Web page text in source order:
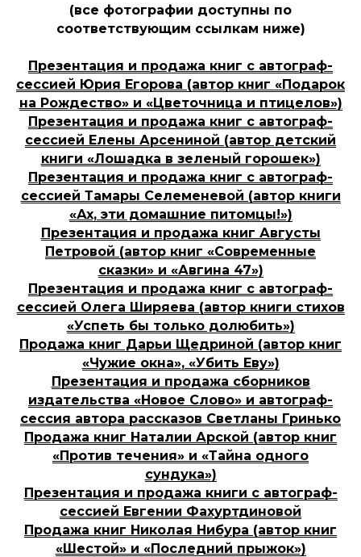
(все фотографии доступны по
соответствующим ссылкам ниже)
Презентация и продажа книг с автограф-
сессией Юрия Егорова (автор книг «Подарок
на Рождество» и «Цветочница и птицелов»)
Презентация и продажа книг с автограф-
сессией Елены Арсениной (автор детский
книги «Лошадка в зеленый горошек»)
Презентация и продажа книг с автограф-
сессией Тамары Селеменевой (автор книги
«Ах, эти домашние питомцы!»)
Презентация и продажа книг Августы
Петровой (автор книг «Современные
сказки» и «Авгина 47»)
Презентация и продажа книг с автограф-
сессией Олега Ширяева (автор книги стихов
«Успеть бы только долюбить»)
Продажа книг Дарьи Щедриной (автор книг
«Чужие окна», «Убить Еву»)
Презентация и продажа сборников
издательства «Новое Слово» и автограф-
сессия автора рассказов Светланы Гринько
Продажа книг Наталии Арской (автор книг
«Против течения» и «Тайна одного
сундука»)
Презентация и продажа книги с автограф-
сессией Евгении Фахуртдиновой
Продажа книг Николая Нибура (автор книг
«Шестой» и «Последний прыжок»)